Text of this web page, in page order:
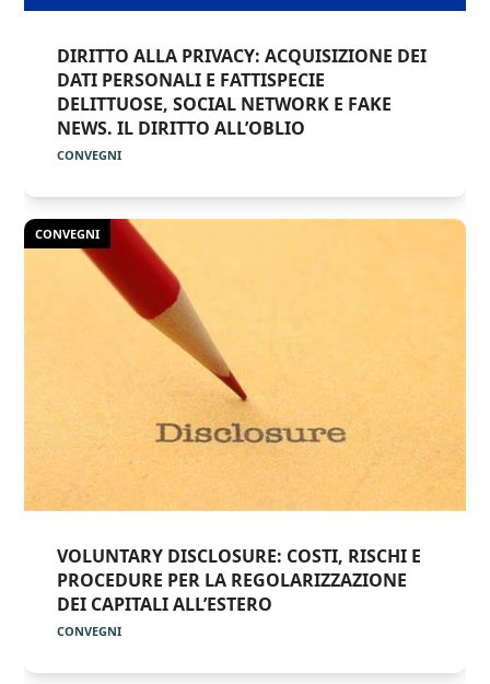
DIRITTO ALLA PRIVACY: ACQUISIZIONE DEI
DATI PERSONALI E FATTISPECIE
DELITTUOSE, SOCIAL NETWORK E FAKE
NEWS. IL DIRITTO ALL’OBLIO
CONVEGNI
CONVEGNI
VOLUNTARY DISCLOSURE: COSTI, RISCHI E
PROCEDURE PER LA REGOLARIZZAZIONE
DEI CAPITALI ALL’ESTERO
CONVEGNI